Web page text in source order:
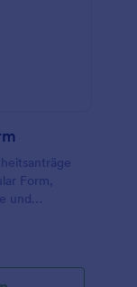
Form,
und